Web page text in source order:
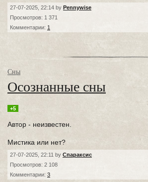
27-07-2025, 22:14 by Pennywise
Просмотров: 1 371
Комментарии: 1
Сны
Осознанные сны
+5
Автор - неизвестен.
Мистика или нет?
27-07-2025, 22:11 by Спараксис
Просмотров: 2 108
Комментарии: 3